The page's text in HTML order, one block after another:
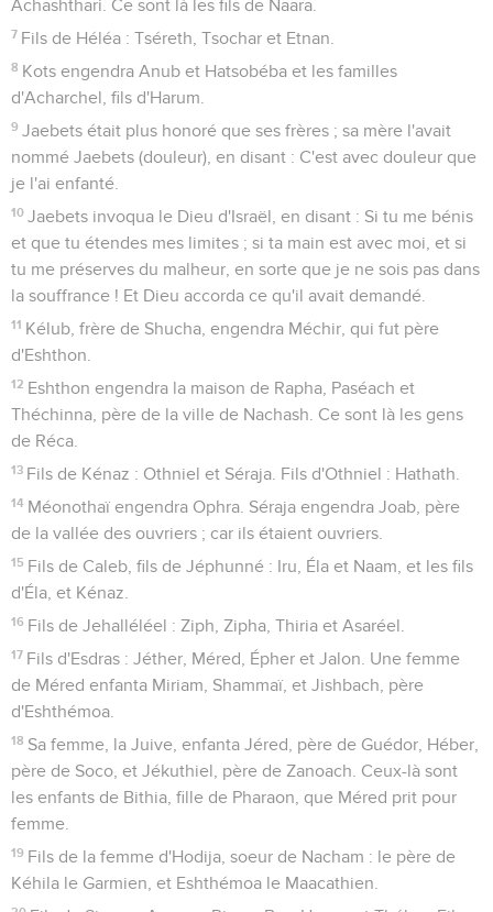
Achashthari. Ce sont là les fils de Naara.
7 Fils de Héléa : Tséreth, Tsochar et Etnan.
8 Kots engendra Anub et Hatsobéba et les familles
d'Acharchel, fils d'Harum.
9 Jaebets était plus honoré que ses frères ; sa mère l'avait
nommé Jaebets (douleur), en disant : C'est avec douleur que
je l'ai enfanté.
10 Jaebets invoqua le Dieu d'Israël, en disant : Si tu me bénis
et que tu étendes mes limites ; si ta main est avec moi, et si
tu me préserves du malheur, en sorte que je ne sois pas dans
la souffrance ! Et Dieu accorda ce qu'il avait demandé.
11 Kélub, frère de Shucha, engendra Méchir, qui fut père
d'Eshthon.
12 Eshthon engendra la maison de Rapha, Paséach et
Théchinna, père de la ville de Nachash. Ce sont là les gens
de Réca.
13 Fils de Kénaz : Othniel et Séraja. Fils d'Othniel : Hathath.
14 Méonothaï engendra Ophra. Séraja engendra Joab, père
de la vallée des ouvriers ; car ils étaient ouvriers.
15 Fils de Caleb, fils de Jéphunné : Iru, Éla et Naam, et les fils
d'Éla, et Kénaz.
16 Fils de Jehalléléel : Ziph, Zipha, Thiria et Asaréel.
17 Fils d'Esdras : Jéther, Méred, Épher et Jalon. Une femme
de Méred enfanta Miriam, Shammaï, et Jishbach, père
d'Eshthémoa.
18 Sa femme, la Juive, enfanta Jéred, père de Guédor, Héber,
père de Soco, et Jékuthiel, père de Zanoach. Ceux-là sont
les enfants de Bithia, fille de Pharaon, que Méred prit pour
femme.
19 Fils de la femme d'Hodija, soeur de Nacham : le père de
Kéhila le Garmien, et Eshthémoa le Maacathien.